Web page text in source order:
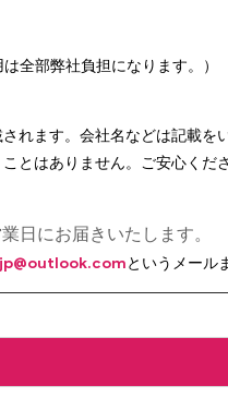
全部弊社負担になります。）
れます。会社名などは記載
とはありません。ご安心くださ
日にお届きいたします。
というメール